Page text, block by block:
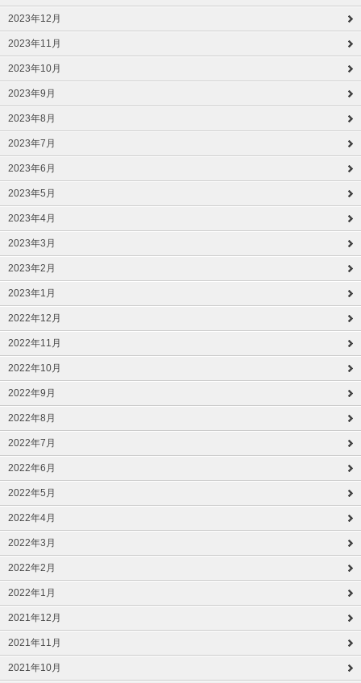
2023年12月
2023年11月
2023年10月
2023年9月
2023年8月
2023年7月
2023年6月
2023年5月
2023年4月
2023年3月
2023年2月
2023年1月
2022年12月
2022年11月
2022年10月
2022年9月
2022年8月
2022年7月
2022年6月
2022年5月
2022年4月
2022年3月
2022年2月
2022年1月
2021年12月
2021年11月
2021年10月